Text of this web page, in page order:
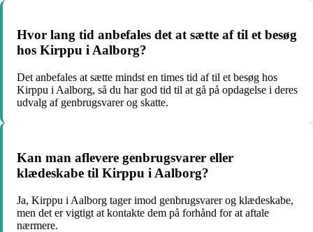
Hvor lang tid anbefales det at sætte af til et besøg
hos Kirppu i Aalborg?
Det anbefales at sætte mindst en times tid af til et besøg hos
Kirppu i Aalborg, så du har god tid til at gå på opdagelse i deres
udvalg af genbrugsvarer og skatte.
Kan man aflevere genbrugsvarer eller
klædeskabe til Kirppu i Aalborg?
Ja, Kirppu i Aalborg tager imod genbrugsvarer og klædeskabe,
men det er vigtigt at kontakte dem på forhånd for at aftale
nærmere.